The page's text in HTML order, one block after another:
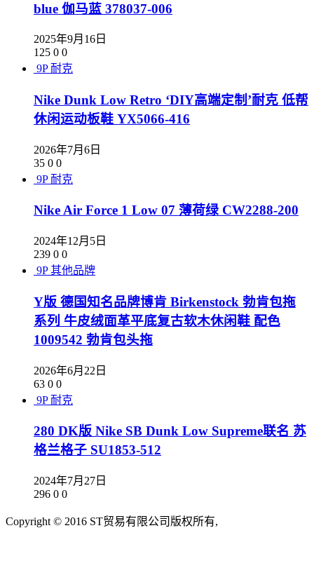
blue 伽马蓝 378037-006
2025年9月16日
125 0 0
9P 耐克
Nike Dunk Low Retro ‘DIY高端定制’耐克 低帮
休闲运动板鞋 YX5066-416
2026年7月6日
35 0 0
9P 耐克
Nike Air Force 1 Low 07 薄荷绿 CW2288-200
2024年12月5日
239 0 0
9P 其他品牌
Y版 德国知名品牌博肯 Birkenstock 勃肯包拖
系列 牛皮绒面革平底复古软木休闲鞋 配色
1009542 勃肯包头拖
2026年6月22日
63 0 0
9P 耐克
280 DK版 Nike SB Dunk Low Supreme联名 苏
格兰格子 SU1853-512
2024年7月27日
296 0 0
Copyright © 2016 ST贸易有限公司版权所有,